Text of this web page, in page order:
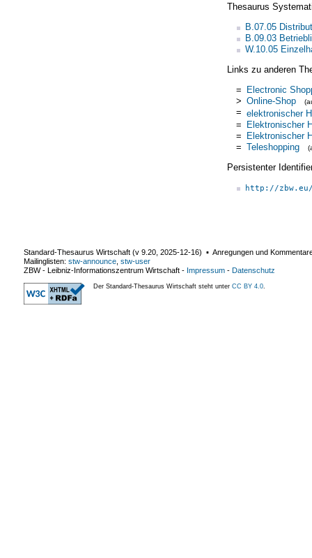
Thesaurus
B.07.05
B.09.03
W.10.05
Links zu anderen
= Electronic
> Online-Shop
= elektronischer
= Elektronischer
= Elektronischer
= Teleshopping
Persistenter
http://
Standard-Thesaurus Wirtschaft (v 9.20 2025-12-16) ▪ Anregungen und
Mailinglisten: stw-announce stw-user
ZBW - Leibniz-Informationszentrum Wirtschaft - Impressum - Datenschutz
Der Standard-Thesaurus Wirtschaft steht unter CC BY 4.0